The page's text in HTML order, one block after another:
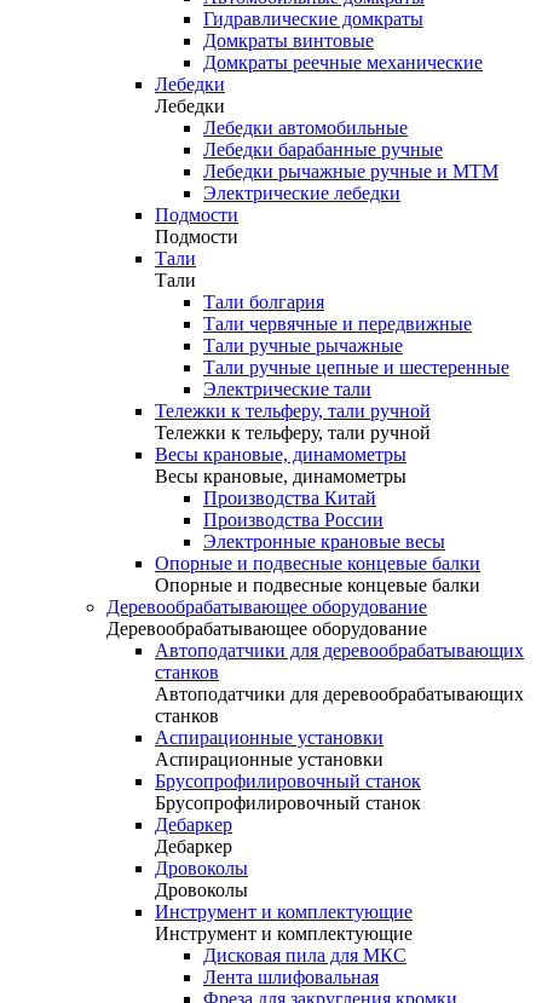
Гидравлические домкраты
Домкраты винтовые
Домкраты реечные механические
Лебедки
Лебедки
Лебедки автомобильные
Лебедки барабанные ручные
Лебедки рычажные ручные и МТМ
Электрические лебедки
Подмости
Подмости
Тали
Тали
Тали болгария
Тали червячные и передвижные
Тали ручные рычажные
Тали ручные цепные и шестеренные
Электрические тали
Тележки к тельферу, тали ручной
Тележки к тельферу, тали ручной
Весы крановые, динамометры
Весы крановые, динамометры
Производства Китай
Производства России
Электронные крановые весы
Опорные и подвесные концевые балки
Опорные и подвесные концевые балки
Деревообрабатывающее оборудование
Деревообрабатывающее оборудование
Автоподатчики для деревообрабатывающих
станков
Автоподатчики для деревообрабатывающих
станков
Аспирационные установки
Аспирационные установки
Брусопрофилировочный станок
Брусопрофилировочный станок
Дебаркер
Дебаркер
Дровоколы
Дровоколы
Инструмент и комплектующие
Инструмент и комплектующие
Дисковая пила для МКС
Лента шлифовальная
Фреза для закругления кромки